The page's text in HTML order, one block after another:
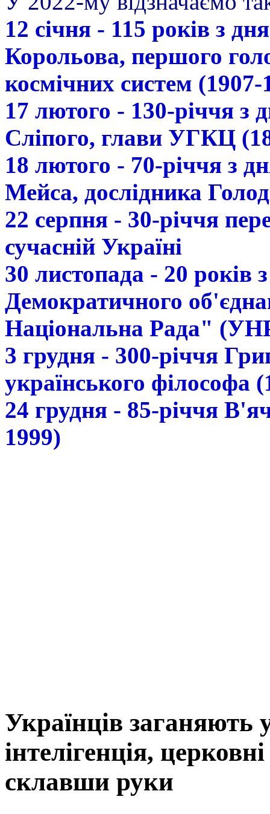
12 січня - 115 років з
Корольова, першого
космічних систем (1907-
17 лютого - 130-річчя з
Сліпого, глави УГКЦ
18 лютого - 70-річчя з
Мейса, дослідника
22 серпня - 30-річчя
сучасній Україні
30 листопада - 20 років
Демократичного
Національна Рада"
3 грудня - 300-річчя
українського філософа
24 грудня - 85-річчя
1999)
Українців заганяють
інтелігенція,
склавши руки